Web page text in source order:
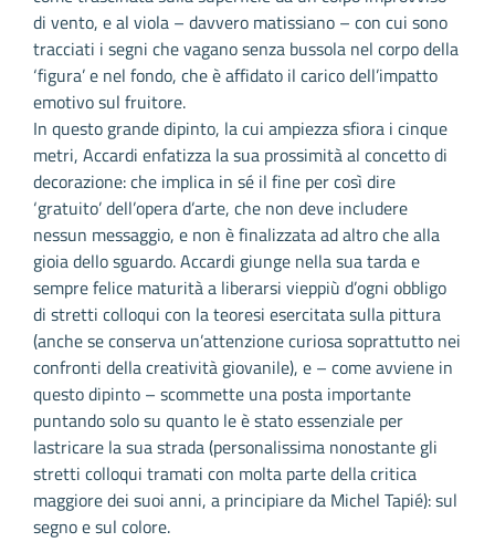
di vento, e al viola – davvero matissiano – con cui sono
tracciati i segni che vagano senza bussola nel corpo della
‘figura’ e nel fondo, che è affidato il carico dell’impatto
emotivo sul fruitore.
In questo grande dipinto, la cui ampiezza sfiora i cinque
metri, Accardi enfatizza la sua prossimità al concetto di
decorazione: che implica in sé il fine per così dire
‘gratuito’ dell’opera d’arte, che non deve includere
nessun messaggio, e non è finalizzata ad altro che alla
gioia dello sguardo. Accardi giunge nella sua tarda e
sempre felice maturità a liberarsi vieppiù d’ogni obbligo
di stretti colloqui con la teoresi esercitata sulla pittura
(anche se conserva un’attenzione curiosa soprattutto nei
confronti della creatività giovanile), e – come avviene in
questo dipinto – scommette una posta importante
puntando solo su quanto le è stato essenziale per
lastricare la sua strada (personalissima nonostante gli
stretti colloqui tramati con molta parte della critica
maggiore dei suoi anni, a principiare da Michel Tapié): sul
segno e sul colore.